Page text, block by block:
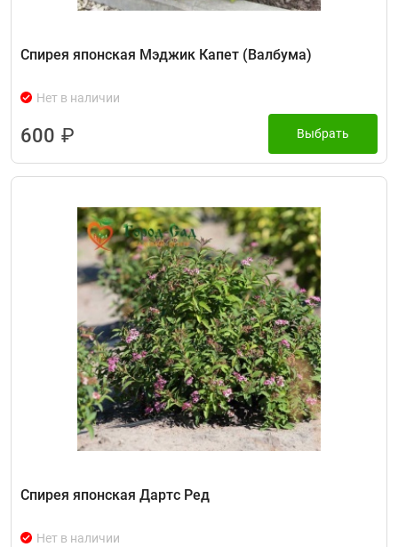
Спирея японская Мэджик Капет (Валбума)
Нет в наличии
600 ₽ Выбрать
Спирея японская Дартс Ред
Нет в наличии